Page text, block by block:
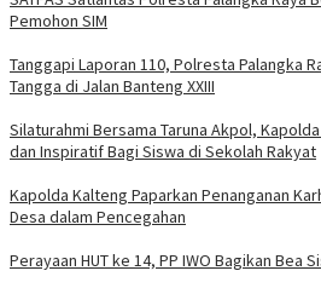
Pemohon SIM
Tanggapi Laporan 110, Polresta Palangka
Tangga di Jalan Banteng XXIII
Silaturahmi Bersama Taruna Akpol,
dan Inspiratif Bagi Siswa di Sekolah Rakyat
Kapolda Kalteng Paparkan Penanganan
Desa dalam Pencegahan
Perayaan HUT ke 14, PP IWO Bagikan Bea